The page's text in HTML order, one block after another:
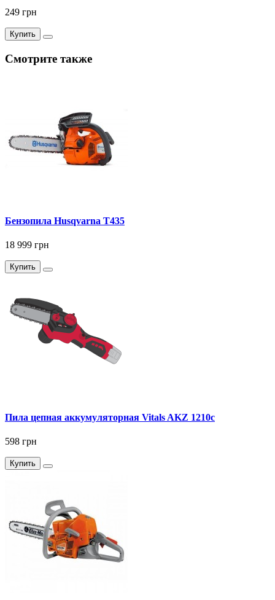
249 грн
Купить
Смотрите также
Бензопила Husqvarna T435
18 999 грн
Купить
Пила цепная аккумуляторная Vitals AKZ 1210c
598 грн
Купить